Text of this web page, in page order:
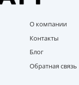
О компании
Контакты
Блог
Обратная связь